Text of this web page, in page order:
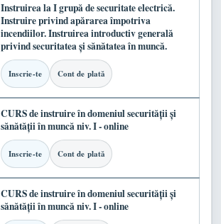
Instruirea la I grupă de securitate electrică.
Instruire privind apărarea împotriva
incendiilor. Instruirea introductiv generală
privind securitatea și sănătatea în muncă.
Inscrie-te Cont de plată
CURS de instruire în domeniul securității și
sănătății în muncă niv. I - online
Inscrie-te Cont de plată
CURS de instruire în domeniul securității și
sănătății în muncă niv. I - online